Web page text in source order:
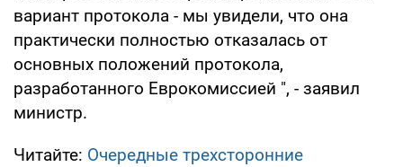
вариант протокола - мы увидели, что она
практически полностью отказалась от
основных положений протокола,
разработанного Еврокомиссией ", - заявил
министр.
Читайте: Очередные трехсторонние